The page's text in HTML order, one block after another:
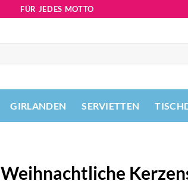
FÜR JEDES MOTTO
GIRLANDEN SERVIETTEN
Weihnachtliche